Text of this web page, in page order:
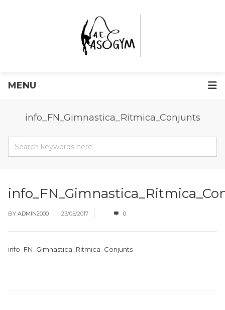
MENU
info_FN_Gimnastica_Ritmica_Conjunts
BY ADMIN2000 23/05/2017 0
info_FN_Gimnastica_Ritmica_Conjunts